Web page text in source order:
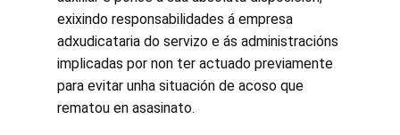
exixindo responsabilidades á empresa
adxudicataria do servizo e ás administracións
implicadas por non ter actuado previamente
para evitar unha situación de acoso que
rematou en asasinato.